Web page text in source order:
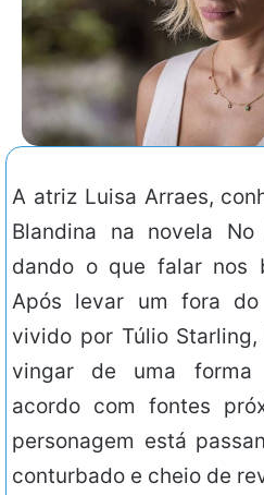
A atriz Luisa Arraes,
Blandina na novela No
dando o que falar nos
Após levar um fora do
vivido por Túlio
vingar de uma forma
acordo com fontes
personagem está
conturbado e cheio de